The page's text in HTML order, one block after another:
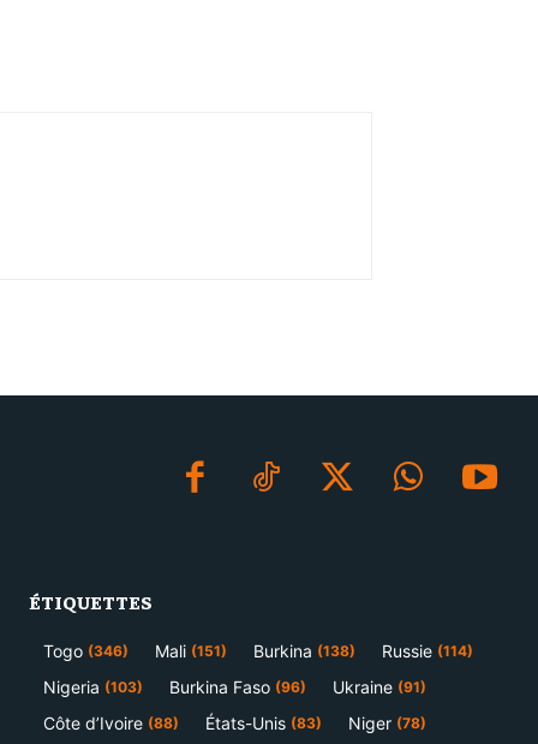
ÉTIQUETTES
Togo (346) Mali (151) Burkina (138) Russie (114)
Nigeria (103) Burkina Faso (96) Ukraine (91)
Côte d’Ivoire (88) États-Unis (83) Niger (78)